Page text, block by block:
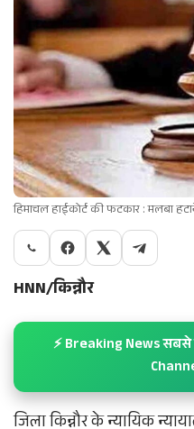
हिमाचल हाईकोर्ट की फटकार : मलबा
HNN/किन्नौर
⚡ Breaking News